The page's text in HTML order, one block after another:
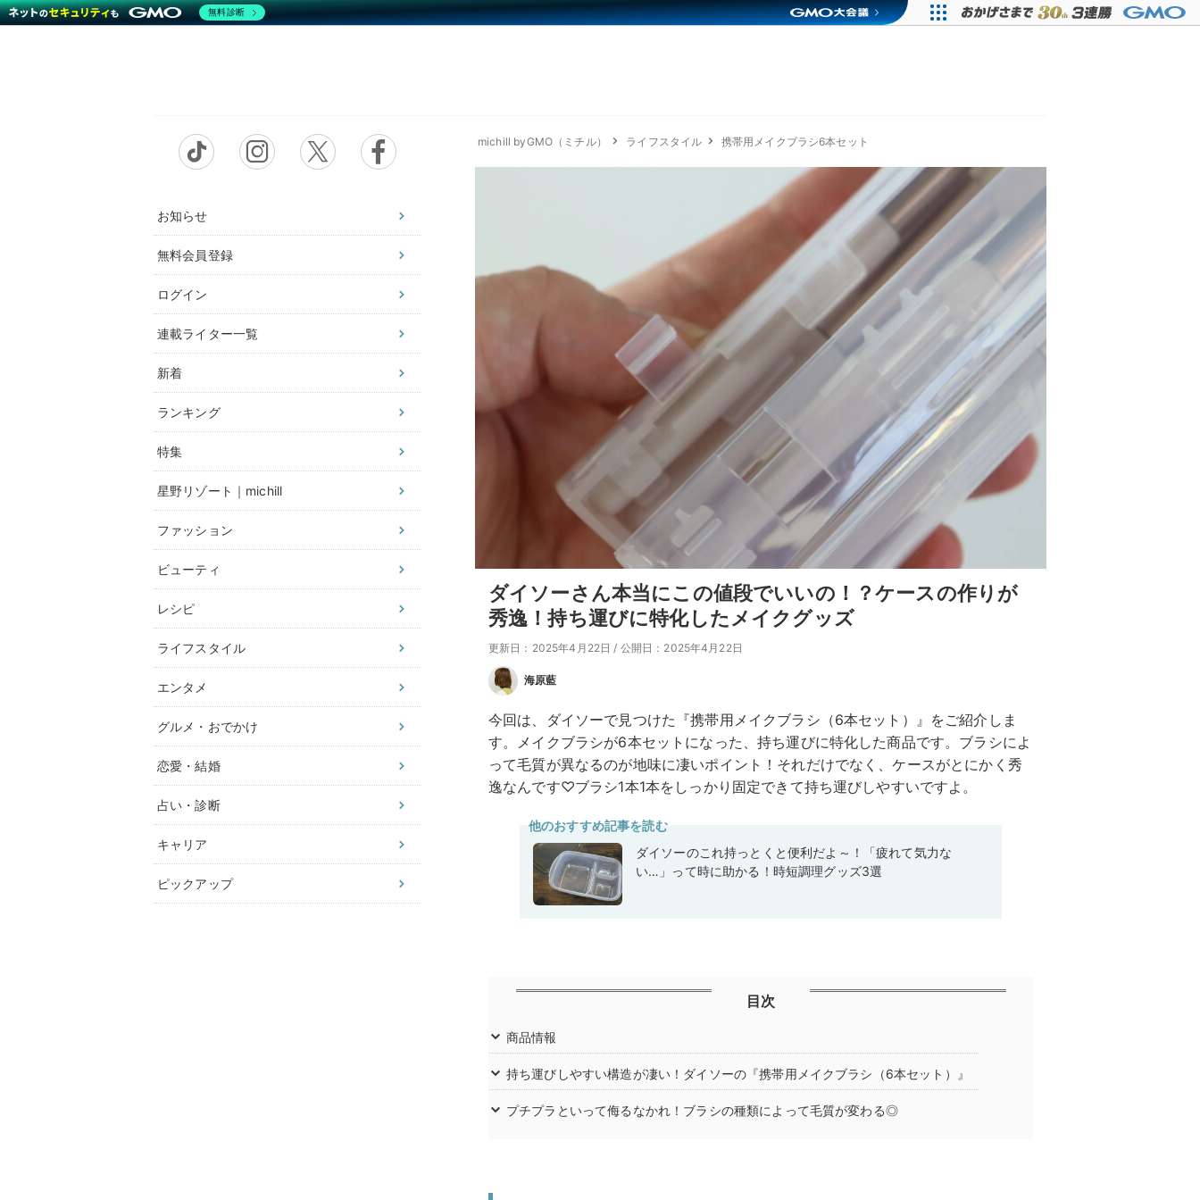
お知らせ
無料会員登録
ログイン
連載ライター一覧
新着
ランキング
特集
星野リゾート｜michill
ファッション
ビューティ
レシピ
ライフスタイル
エンタメ
グルメ・おでかけ
恋愛・結婚
占い・診断
キャリア
ピックアップ
michill byGMO（ミチル） ライフスタイル 携帯用メイクブラシ6本セット
ダイソーさん本当にこの値段でいいの！？ケースの作りが
秀逸！持ち運びに特化したメイクグッズ
更新日：2025年4月22日 / 公開日：2025年4月22日
海原藍
今回は、ダイソーで見つけた『携帯用メイクブラシ（6本セット）』をご紹介しま
す。メイクブラシが6本セットになった、持ち運びに特化した商品です。ブラシによ
って毛質が異なるのが地味に凄いポイント！それだけでなく、ケースがとにかく秀
逸なんです♡ブラシ1本1本をしっかり固定できて持ち運びしやすいですよ。
他のおすすめ記事を読む
ダイソーのこれ持っとくと便利だよ～！「疲れて気力な
い…」って時に助かる！時短調理グッズ3選
目次
商品情報
持ち運びしやすい構造が凄い！ダイソーの『携帯用メイクブラシ（6本セット）』
プチプラといって侮るなかれ！ブラシの種類によって毛質が変わる◎
無料診断